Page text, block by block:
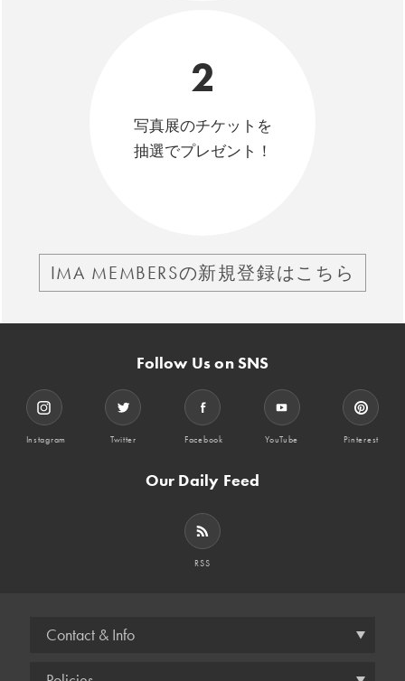
2
写真展のチケットを
抽選でプレゼント！
IMA MEMBERSの新規登録はこちら
Follow Us on SNS
Instagram Twitter Facebook YouTube Pinterest
Our Daily Feed
RSS
Contact & Info